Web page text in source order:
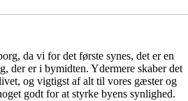
da vi for det første synes, det er en
der er i bymidten. Ydermere skaber det
og vigtigst af alt til vores gæster og
godt for at styrke byens synlighed.